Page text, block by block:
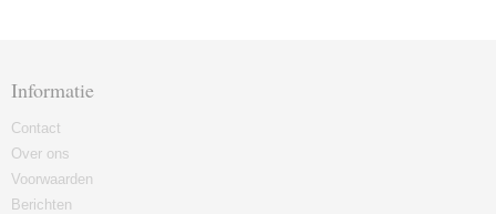
Informatie
Contact
Over ons
Voorwaarden
Berichten